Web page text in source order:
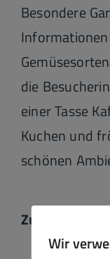
Besondere
die
einer Tasse
Kuchen und
schönen
Zu den
Wir